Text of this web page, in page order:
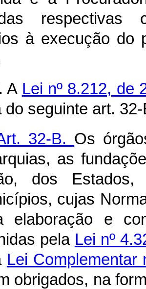
respectivas
à execução do
A Lei nº 8.212, de
do seguinte art. 32-
32-B. Os
as
dos
cujas
elaboração e
pela Lei nº
Lei Complementar
obrigados, na